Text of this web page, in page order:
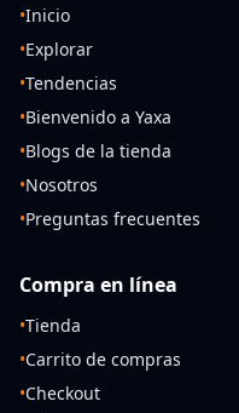
•Inicio
•Explorar
•Tendencias
•Bienvenido a Yaxa
•Blogs de la tienda
•Nosotros
•Preguntas frecuentes
Compra en línea
•Tienda
•Carrito de compras
•Checkout